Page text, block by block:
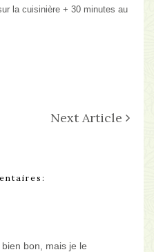
la cuisinière + 30 minutes au
Next Article
bon, mais je le